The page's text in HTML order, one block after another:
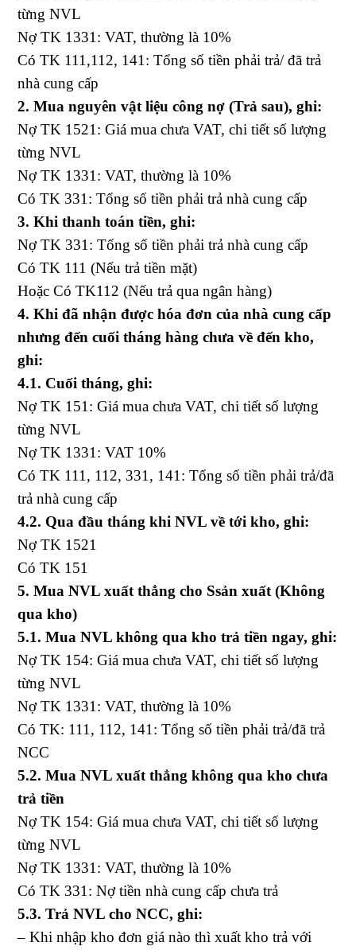
từng NVL
Nợ TK 1331: VAT, thường là 10%
Có TK 111,112, 141: Tổng số tiền phải trả/ đã trả
nhà cung cấp
2. Mua nguyên vật liệu công nợ (Trả sau), ghi:
Nợ TK 1521: Giá mua chưa VAT, chi tiết số lượng
từng NVL
Nợ TK 1331: VAT, thường là 10%
Có TK 331: Tổng số tiền phải trả nhà cung cấp
3. Khi thanh toán tiền, ghi:
Nợ TK 331: Tổng số tiền phải trả nhà cung cấp
Có TK 111 (Nếu trả tiền mặt)
Hoặc Có TK112 (Nếu trả qua ngân hàng)
4. Khi đã nhận được hóa đơn của nhà cung cấp
nhưng đến cuối tháng hàng chưa về đến kho,
ghi:
4.1. Cuối tháng, ghi:
Nợ TK 151: Giá mua chưa VAT, chi tiết số lượng
từng NVL
Nợ TK 1331: VAT 10%
Có TK 111, 112, 331, 141: Tổng số tiền phải trả/đã
trả nhà cung cấp
4.2. Qua đầu tháng khi NVL về tới kho, ghi:
Nợ TK 1521
Có TK 151
5. Mua NVL xuất thẳng cho Ssản xuất (Không
qua kho)
5.1. Mua NVL không qua kho trả tiền ngay, ghi:
Nợ TK 154: Giá mua chưa VAT, chi tiết số lượng
từng NVL
Nợ TK 1331: VAT, thường là 10%
Có TK: 111, 112, 141: Tổng số tiền phải trả/đã trả
NCC
5.2. Mua NVL xuất thẳng không qua kho chưa
trả tiền
Nợ TK 154: Giá mua chưa VAT, chi tiết số lượng
từng NVL
Nợ TK 1331: VAT, thường là 10%
Có TK 331: Nợ tiền nhà cung cấp chưa trả
5.3. Trả NVL cho NCC, ghi:
– Khi nhập kho đơn giá nào thì xuất kho trả với